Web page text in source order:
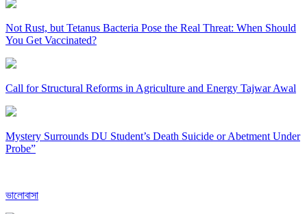
Not Rust, but Tetanus Bacteria Pose the Real Threat: When Should
You Get Vaccinated?
Call for Structural Reforms in Agriculture and Energy Tajwar Awal
Mystery Surrounds DU Student’s Death Suicide or Abetment Under
Probe”
ভালোবাসা